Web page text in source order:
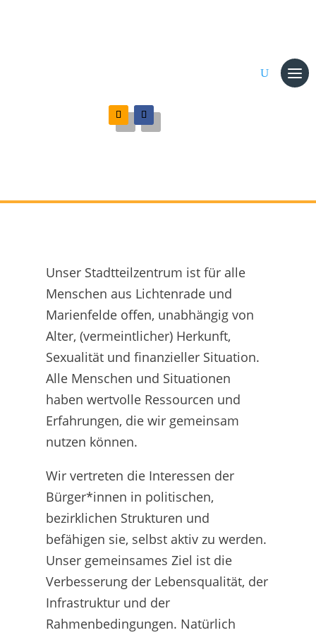
Unser Stadtteilzentrum ist für alle
Menschen aus Lichtenrade und
Marienfelde offen, unabhängig von
Alter, (vermeintlicher) Herkunft,
Sexualität und finanzieller Situation.
Alle Menschen und Situationen
haben wertvolle Ressourcen und
Erfahrungen, die wir gemeinsam
nutzen können.
Wir vertreten die Interessen der
Bürger*innen in politischen,
bezirklichen Strukturen und
befähigen sie, selbst aktiv zu werden.
Unser gemeinsames Ziel ist die
Verbesserung der Lebensqualität, der
Infrastruktur und der
Rahmenbedingungen. Natürlich